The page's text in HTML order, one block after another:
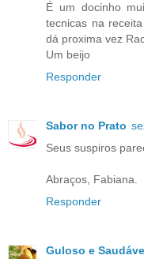
É um docinho
tecnicas na
dá proxima vez
Um beijo
Responder
Sabor no Prato
Seus suspiros
Abraços, Fabiana.
Responder
Guloso e